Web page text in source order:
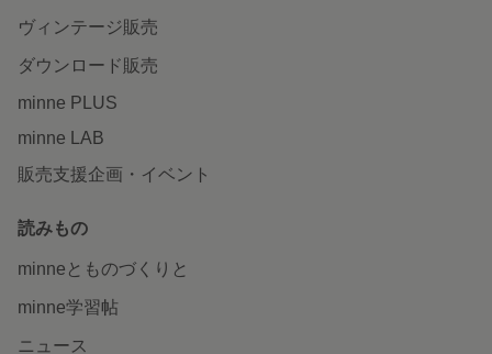
ヴィンテージ販売
ダウンロード販売
minne PLUS
minne LAB
販売支援企画・イベント
読みもの
minneとものづくりと
minne学習帖
ニュース